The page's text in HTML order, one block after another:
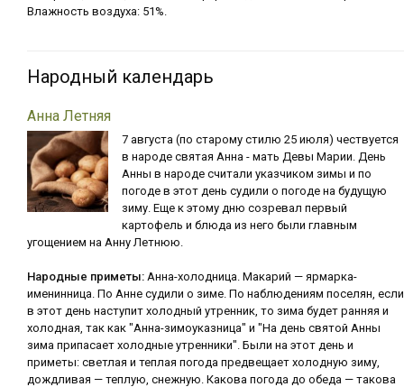
Влажность воздуха: 51%.
Народный календарь
Анна Летняя
7 августа (по старому стилю 25 июля) чествуется
в народе святая Анна - мать Девы Марии. День
Анны в народе считали указчиком зимы и по
погоде в этот день судили о погоде на будущую
зиму. Еще к этому дню созревал первый
картофель и блюда из него были главным
угощением на Анну Летнюю.
Народные приметы: Анна-холодница. Макарий — ярмарка-
именинница. По Анне судили о зиме. По наблюдениям поселян, если
в этот день наступит холодный утренник, то зима будет ранняя и
холодная, так как "Анна-зимоуказница" и "На день святой Анны
зима припасает холодные утренники". Были на этот день и
приметы: светлая и теплая погода предвещает холодную зиму,
дождливая — теплую, снежную. Какова погода до обеда — такова